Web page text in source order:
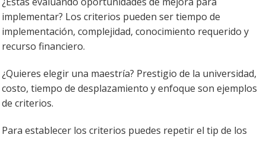
implementar? Los criterios pueden ser tiempo de
implementación, complejidad, conocimiento requerido y
recurso financiero.
¿Quieres elegir una maestría? Prestigio de la universidad,
costo, tiempo de desplazamiento y enfoque son ejemplos
de criterios.
Para establecer los criterios puedes repetir el tip de los